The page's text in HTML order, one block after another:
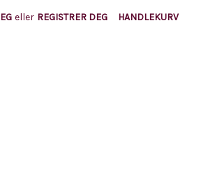
eller REGISTRER DEG HANDLEKURV